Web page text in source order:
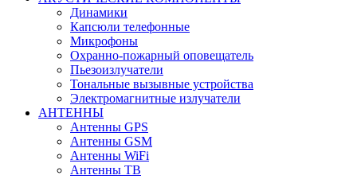
Динамики
Капсюли телефонные
Микрофоны
Охранно-пожарный оповещатель
Пьезоизлучатели
Тональные вызывные устройства
Электромагнитные излучатели
АНТЕННЫ
Антенны GPS
Антенны GSM
Антенны WiFi
Антенны ТВ